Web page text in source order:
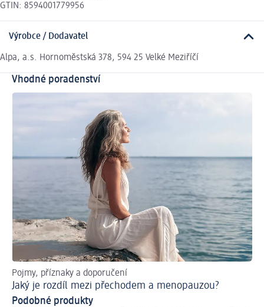
GTIN: 8594001779956
Výrobce / Dodavatel
Alpa, a.s. Hornoměstská 378, 594 25 Velké Meziříčí
Vhodné poradenství
Pojmy, příznaky a doporučení
Jaký je rozdíl mezi přechodem a menopauzou?
Podobné produkty